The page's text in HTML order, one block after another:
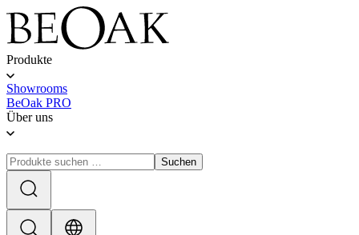
Produkte
Showrooms
BeOak PRO
Über uns
Suchen